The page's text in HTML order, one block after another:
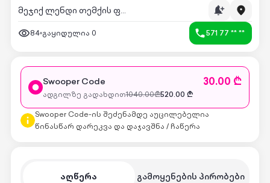
მეჯიქ ლენდი თემქის ფილიალი
84 გაყიდულია 0 571 77 ** **
აღწერა გამოყენების პირობები
Swooper Code 30.00 ₾
ადგილზე გადახდით1040.00₾520.00 ₾
Swooper Code-ის შეძენამდე აუცილებელია
წინასწარ დარეკვა და დაჯავშნა / ჩაწერა